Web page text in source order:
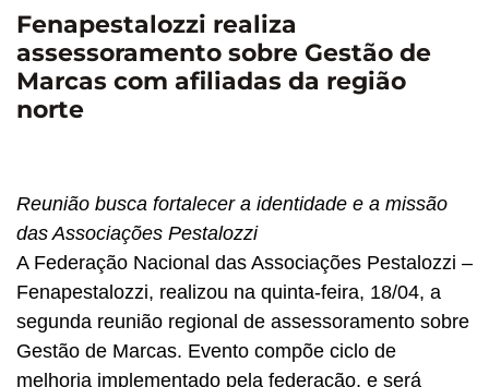
Fenapestalozzi realiza
assessoramento sobre Gestão de
Marcas com afiliadas da região
norte
Reunião busca fortalecer a identidade e a missão
das Associações Pestalozzi
A Federação Nacional das Associações Pestalozzi –
Fenapestalozzi, realizou na quinta-feira, 18/04, a
segunda reunião regional de assessoramento sobre
Gestão de Marcas. Evento compõe ciclo de
melhoria implementado pela federação, e será